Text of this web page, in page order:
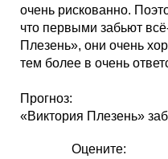
очень рискованно.
что первыми забьют
Плезень», они очень
тем более в очень
Прогноз:
«Виктория Плезень»
Оцените: